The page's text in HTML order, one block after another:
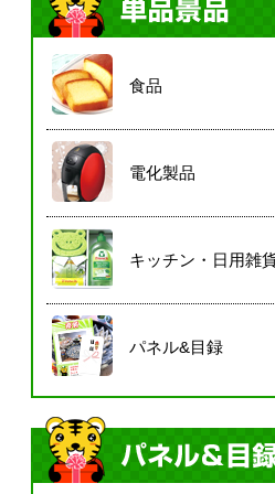
食品
電化製品
キッチン・日用雑
パネル&目録